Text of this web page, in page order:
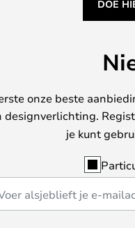
DOE
onze beste
designverlichting.
je kunt